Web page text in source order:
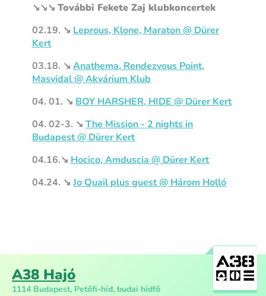
↘︎↘︎↘︎További Fekete Zaj klubkoncertek
02.19. ↘︎ Leprous, Klone, Maraton @ Dürer
Kert
03.18. ↘︎Anathema, Rendezvous Point,
Masvidal @ Akvárium Klub
04. 01. ↘︎ BOY HARSHER, HIDE @ Dürer Kert
04. 02-3. ↘︎The Mission - 2 nights in
Budapest @ Dürer Kert
04.16.↘︎ Hocico, Amduscia @ Dürer Kert
04.24. ↘︎Jo Quail plus guest @ Három Holló
A38 Hajó
1114 Budapest, Petőfi-híd, budai hídfő